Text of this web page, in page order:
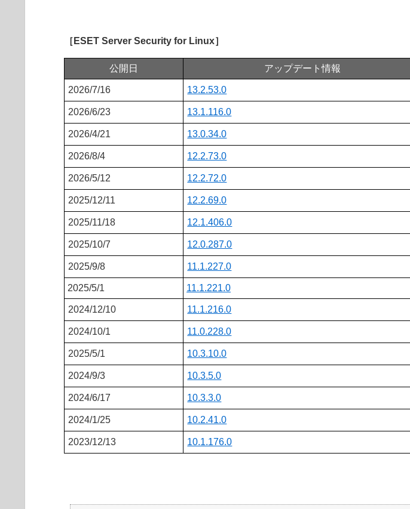
［ESET Server Security for Linux］
公開日 アップデート情報
2026/7/16 13.2.53.0
2026/6/23 13.1.116.0
2026/4/21 13.0.34.0
2026/8/4 12.2.73.0
2026/5/12 12.2.72.0
2025/12/11 12.2.69.0
2025/11/18 12.1.406.0
2025/10/7 12.0.287.0
2025/9/8 11.1.227.0
2025/5/1 11.1.221.0
2024/12/10 11.1.216.0
2024/10/1 11.0.228.0
2025/5/1 10.3.10.0
2024/9/3 10.3.5.0
2024/6/17 10.3.3.0
2024/1/25 10.2.41.0
2023/12/13 10.1.176.0